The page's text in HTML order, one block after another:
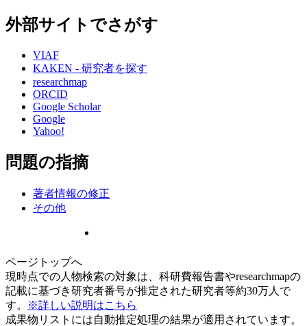
外部サイトでさがす
VIAF
KAKEN - 研究者を探す
researchmap
ORCID
Google Scholar
Google
Yahoo!
問題の指摘
著者情報の修正
その他
ページトップへ
現時点での人物検索の対象は、科研費報告書やresearchmapの
記載に基づき研究者番号が推定された研究者等約30万人で
す。
※詳しい説明はこちら
成果物リストには自動推定処理の結果が適用されています。